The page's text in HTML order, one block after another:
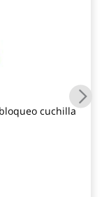
cuchilla